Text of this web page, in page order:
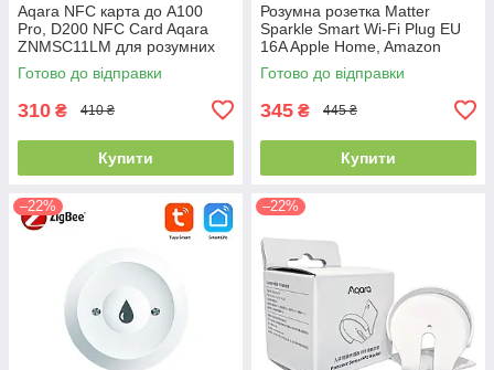
Aqara NFC карта до A100
Pro, D200 NFC Card Aqara
ZNMSC11LM для розумних
дверних замків Aqara A100
pro та D200
Готово до відправки
310 ₴ 410 ₴
Купити
Розумна розетка Matter
Sparkle Smart Wi-Fi Plug EU
16A Apple Home, Amazon
Alexa, Google Home (XH-
MW2P)
Готово до відправки
345 ₴ 445 ₴
Купити
–22% –22%